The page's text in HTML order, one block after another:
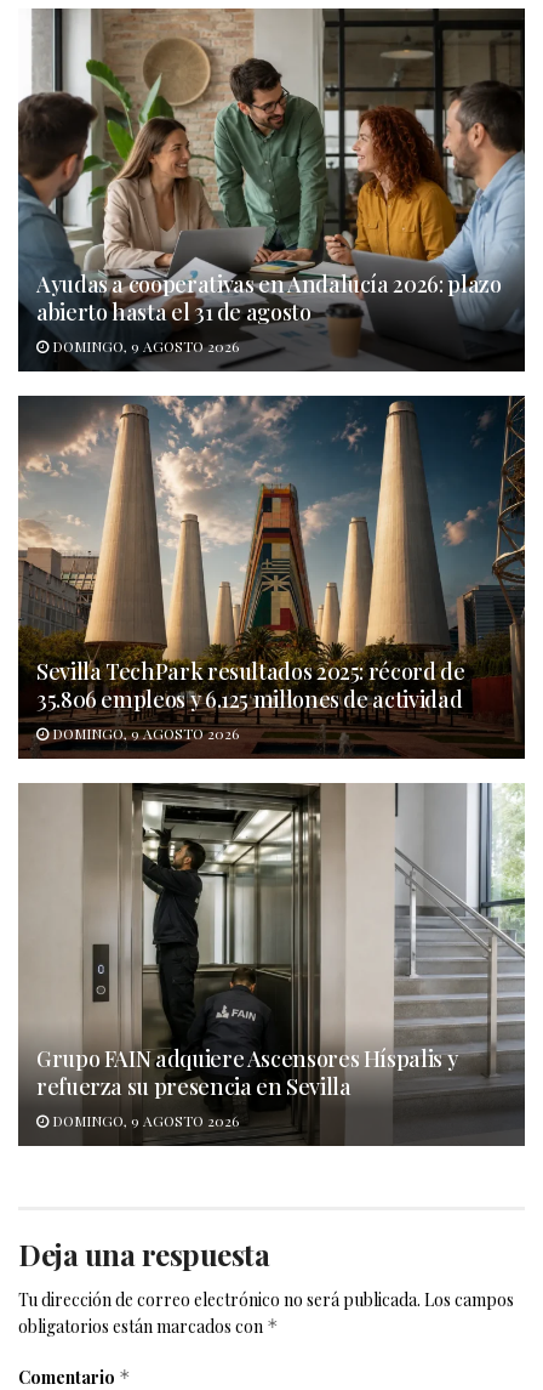
Ayudas a cooperativas en Andalucía 2026: plazo
abierto hasta el 31 de agosto
DOMINGO, 9 AGOSTO 2026
Sevilla TechPark resultados 2025: récord de
35.806 empleos y 6.125 millones de actividad
DOMINGO, 9 AGOSTO 2026
Grupo FAIN adquiere Ascensores Híspalis y
refuerza su presencia en Sevilla
DOMINGO, 9 AGOSTO 2026
Deja una respuesta
Tu dirección de correo electrónico no será publicada. Los campos
obligatorios están marcados con *
Comentario *